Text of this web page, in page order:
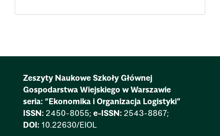
Zeszyty Naukowe Szkoły Głównej
Gospodarstwa Wiejskiego w Warszawie
seria: “Ekonomika i Organizacja Logistyki”
ISSN: 2450-8055; e-ISSN: 2543-8867;
DOI: 10.22630/EIOL